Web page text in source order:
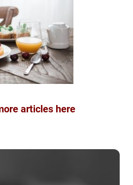
articles here